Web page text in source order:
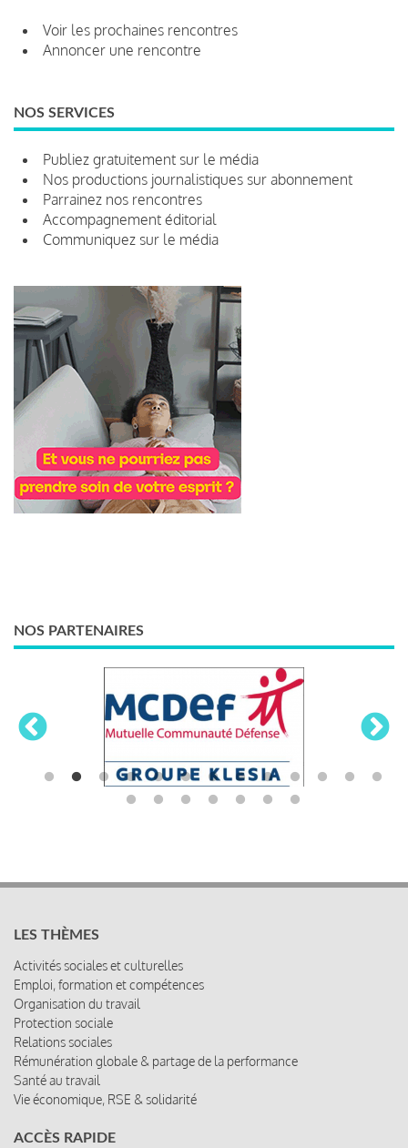
Voir les prochaines rencontres
Annoncer une rencontre
NOS SERVICES
Publiez gratuitement sur le média
Nos productions journalistiques sur abonnement
Parrainez nos rencontres
Accompagnement éditorial
Communiquez sur le média
NOS PARTENAIRES
LES THÈMES
Activités sociales et culturelles
Emploi, formation et compétences
Organisation du travail
Protection sociale
Relations sociales
Rémunération globale & partage de la performance
Santé au travail
Vie économique, RSE & solidarité
ACCÈS RAPIDE